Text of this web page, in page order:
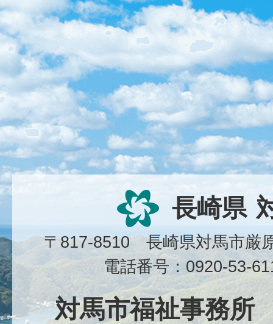
長崎県
〒817-8510 長崎県対馬市
電話番号：0920-53-
対馬市福祉事務所